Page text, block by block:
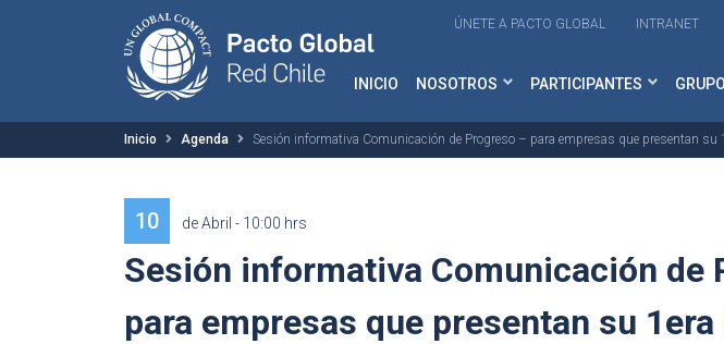
ÚNETE A PACTO GLOBAL INTRANET
INICIO NOSOTROS PARTICIPANTES
Inicio Agenda Sesión informativa Comunicación de Progreso – para empresas que presentan su
10 de Abril - 10:00 hrs
Sesión informativa Comunicación de
para empresas que presentan su 1era